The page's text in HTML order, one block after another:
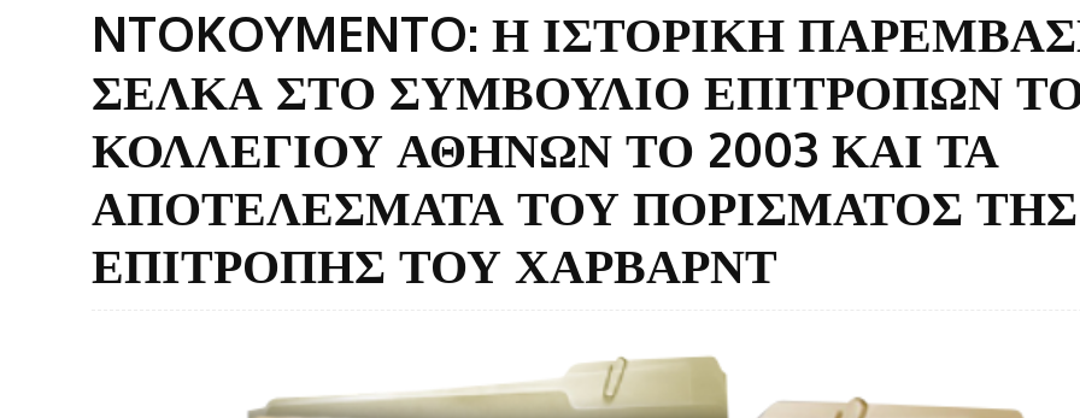
NTOKOYMENTO: Η ΙΣΤΟΡΙΚΗ
ΣΕΛΚΑ ΣΤΟ ΣΥΜΒΟΥΛΙΟ ΕΠΙΤΡΟΠΩΝ
ΚΟΛΛΕΓΙΟΥ ΑΘΗΝΩΝ ΤΟ 2003 ΚΑΙ ΤΑ
ΑΠΟΤΕΛΕΣΜΑΤΑ ΤΟΥ ΠΟΡΙΣΜΑΤΟΣ ΤΗΣ
ΕΠΙΤΡΟΠΗΣ ΤΟΥ ΧΑΡΒΑΡΝΤ